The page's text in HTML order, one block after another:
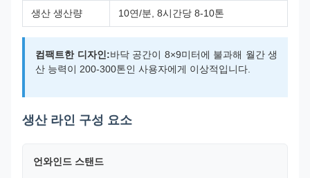
생산 생산량 10연/분, 8시간당 8-10톤
컴팩트한 디자인:바닥 공간이 8×9미터에 불과해 월간 생
산 능력이 200-300톤인 사용자에게 이상적입니다.
생산 라인 구성 요소
언와인드 스탠드